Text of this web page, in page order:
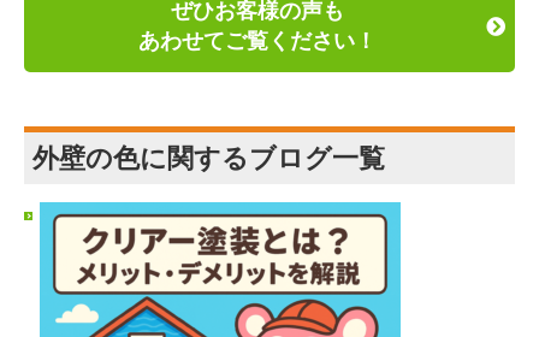
ぜひお客様の声も
あわせてご覧ください！
外壁の色に関するブログ一覧